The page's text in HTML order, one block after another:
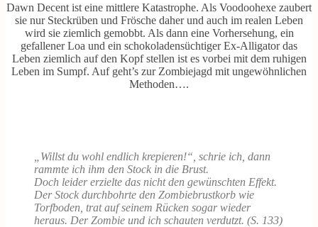
Dawn Decent ist eine mittlere Katastrophe. Als Voodoohexe zaubert
sie nur Steckrüben und Frösche daher und auch im realen Leben
wird sie ziemlich gemobbt. Als dann eine Vorhersehung, ein
gefallener Loa und ein schokoladensüchtiger Ex-Alligator das
Leben ziemlich auf den Kopf stellen ist es vorbei mit dem ruhigen
Leben im Sumpf. Auf geht’s zur Zombiejagd mit ungewöhnlichen
Methoden….
„Willst du wohl endlich krepieren!“, schrie ich, dann
rammte ich ihm den Stock in die Brust.
Doch leider erzielte das nicht den gewünschten Effekt.
Der Stock durchbohrte den Zombiebrustkorb wie
Torfboden, trat auf seinem Rücken sogar wieder
heraus. Der Zombie und ich schauten verdutzt. (S. 133)